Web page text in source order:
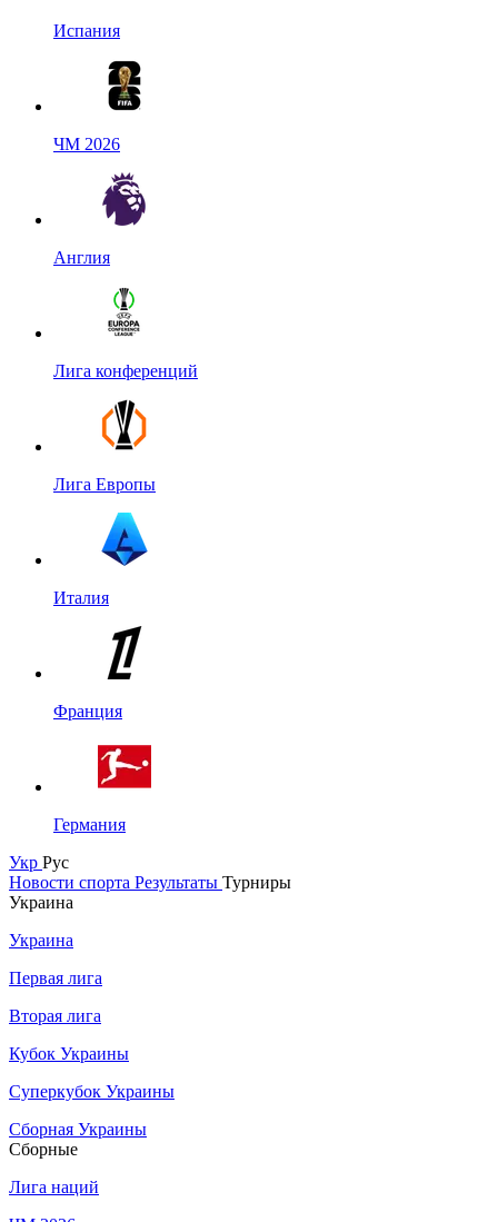
Испания
ЧМ 2026
Англия
Лига конференций
Лига Европы
Италия
Франция
Германия
Укр Рус
Новости спорта Результаты Турниры
Украина
Украина
Первая лига
Вторая лига
Кубок Украины
Суперкубок Украины
Сборная Украины
Сборные
Лига наций